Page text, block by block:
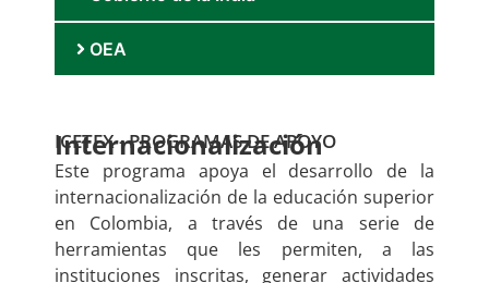
OEA
ICETEX - PROGRAMAS DE APOYO
Internacionalización
Este programa apoya el desarrollo de la
internacionalización de la educación superior
en Colombia, a través de una serie de
herramientas que les permiten, a las
instituciones inscritas, generar actividades